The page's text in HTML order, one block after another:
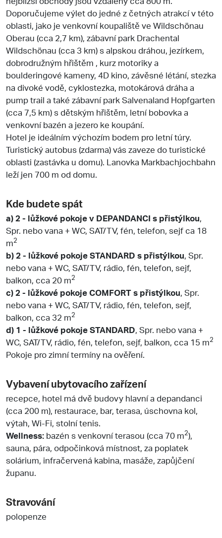
Doporučujeme výlet do jedné z četných atrakcí v této
oblasti, jako je venkovní koupaliště ve Wildschönau
Oberau (cca 2,7 km), zábavní park Drachental
Wildschönau (cca 3 km) s alpskou dráhou, jezírkem,
dobrodružným hřištěm , kurz motoriky a
boulderingové kameny, 4D kino, závěsné létání, stezka
na divoké vodě, cyklostezka, motokárová dráha a
pump trail a také zábavní park Salvenaland Hopfgarten
(cca 7,5 km) s dětským hřištěm, letní bobovka a
venkovní bazén a jezero ke koupání.
Hotel je ideálním výchozím bodem pro letní túry.
Turistický autobus (zdarma) vás zaveze do turistické
oblasti (zastávka u domu). Lanovka Markbachjochbahn
leží jen 700 m od domu.
Kde budete spát
a) 2 - lůžkové pokoje v DEPANDANCI s přistýlkou,
Spr. nebo vana + WC, SAT/TV, fén, telefon, sejf ca 18
m2
b) 2 - lůžkové pokoje STANDARD s přistýlkou, Spr.
nebo vana + WC, SAT/TV, rádio, fén, telefon, sejf,
balkon, cca 20 m2
c) 2 - lůžkové pokoje COMFORT s přistýlkou, Spr.
nebo vana + WC, SAT/TV, rádio, fén, telefon, sejf,
balkon, cca 32 m2
d) 1 - lůžkové pokoje STANDARD, Spr. nebo vana +
WC, SAT/TV, rádio, fén, telefon, sejf, balkon, cca 15 m2
Pokoje pro zimní termíny na ověření.
Vybavení ubytovacího zařízení
recepce, hotel má dvě budovy hlavní a depandanci
(cca 200 m), restaurace, bar, terasa, úschovna kol,
výtah, Wi-Fi, stolní tenis.
Wellness: bazén s venkovní terasou (cca 70 m2),
sauna, pára, odpočinková místnost, za poplatek
solárium, infračervená kabina, masáže, zapůjčení
županu.
Stravování
polopenze